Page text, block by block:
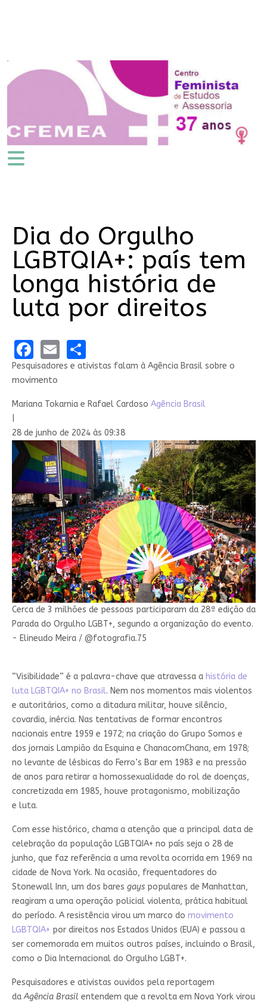
Dia do Orgulho
LGBTQIA+: país tem
longa história de
luta por direitos
Facebook
EmailShare
Pesquisadores e ativistas falam à Agência Brasil sobre o
movimento
Mariana Tokarnia e Rafael Cardoso Agência Brasil
28 de junho de 2024 às 09:38
Cerca de 3 milhões de pessoas participaram da 28ª edição da
Parada do Orgulho LGBT+, segundo a organização do evento.
- Elineudo Meira / @fotografia.75
“Visibilidade” é a palavra-chave que atravessa a história de
luta LGBTQIA+ no Brasil. Nem nos momentos mais violentos
e autoritários, como a ditadura militar, houve silêncio,
covardia, inércia. Nas tentativas de formar encontros
nacionais entre 1959 e 1972; na criação do Grupo Somos e
dos jornais Lampião da Esquina e ChanacomChana, em 1978;
no levante de lésbicas do Ferro’s Bar em 1983 e na pressão
de anos para retirar a homossexualidade do rol de doenças,
concretizada em 1985, houve protagonismo, mobilização
e luta.
Com esse histórico, chama a atenção que a principal data de
celebração da população LGBTQIA+ no país seja o 28 de
junho, que faz referência a uma revolta ocorrida em 1969 na
cidade de Nova York. Na ocasião, frequentadores do
Stonewall Inn, um dos bares gayspopulares de Manhattan,
reagiram a uma operação policial violenta, prática habitual
do período. A resistência virou um marco do movimento
LGBTQIA+ por direitos nos Estados Unidos (EUA) e passou a
ser comemorada em muitos outros países, incluindo o Brasil,
como o Dia Internacional do Orgulho LGBT+.
Pesquisadores e ativistas ouvidos pela reportagem
daAgência Brasil entendem que a revolta em Nova York virou